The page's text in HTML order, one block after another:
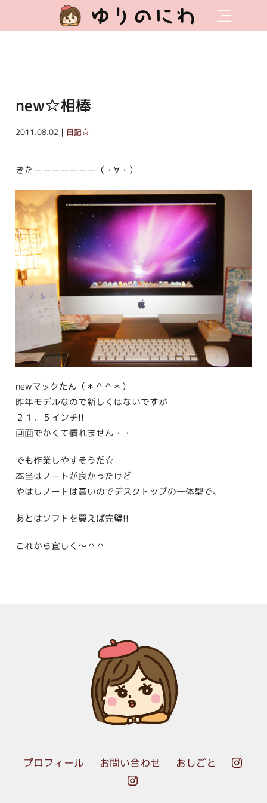
ゆりのにわ
new☆相棒
2011.08.02｜ 日記☆
きたーーーーーーー（・∀・）
newマックたん（＊＾＾＊）
昨年モデルなので新しくはないですが
２１．５インチ!!
画面でかくて慣れません・・
でも作業しやすそうだ☆
本当はノートが良かったけど
やはしノートは高いのでデスクトップの一体型で。
あとはソフトを買えば完璧!!
これから宜しく～＾＾
プロフィール お問い合わせ おしごと

